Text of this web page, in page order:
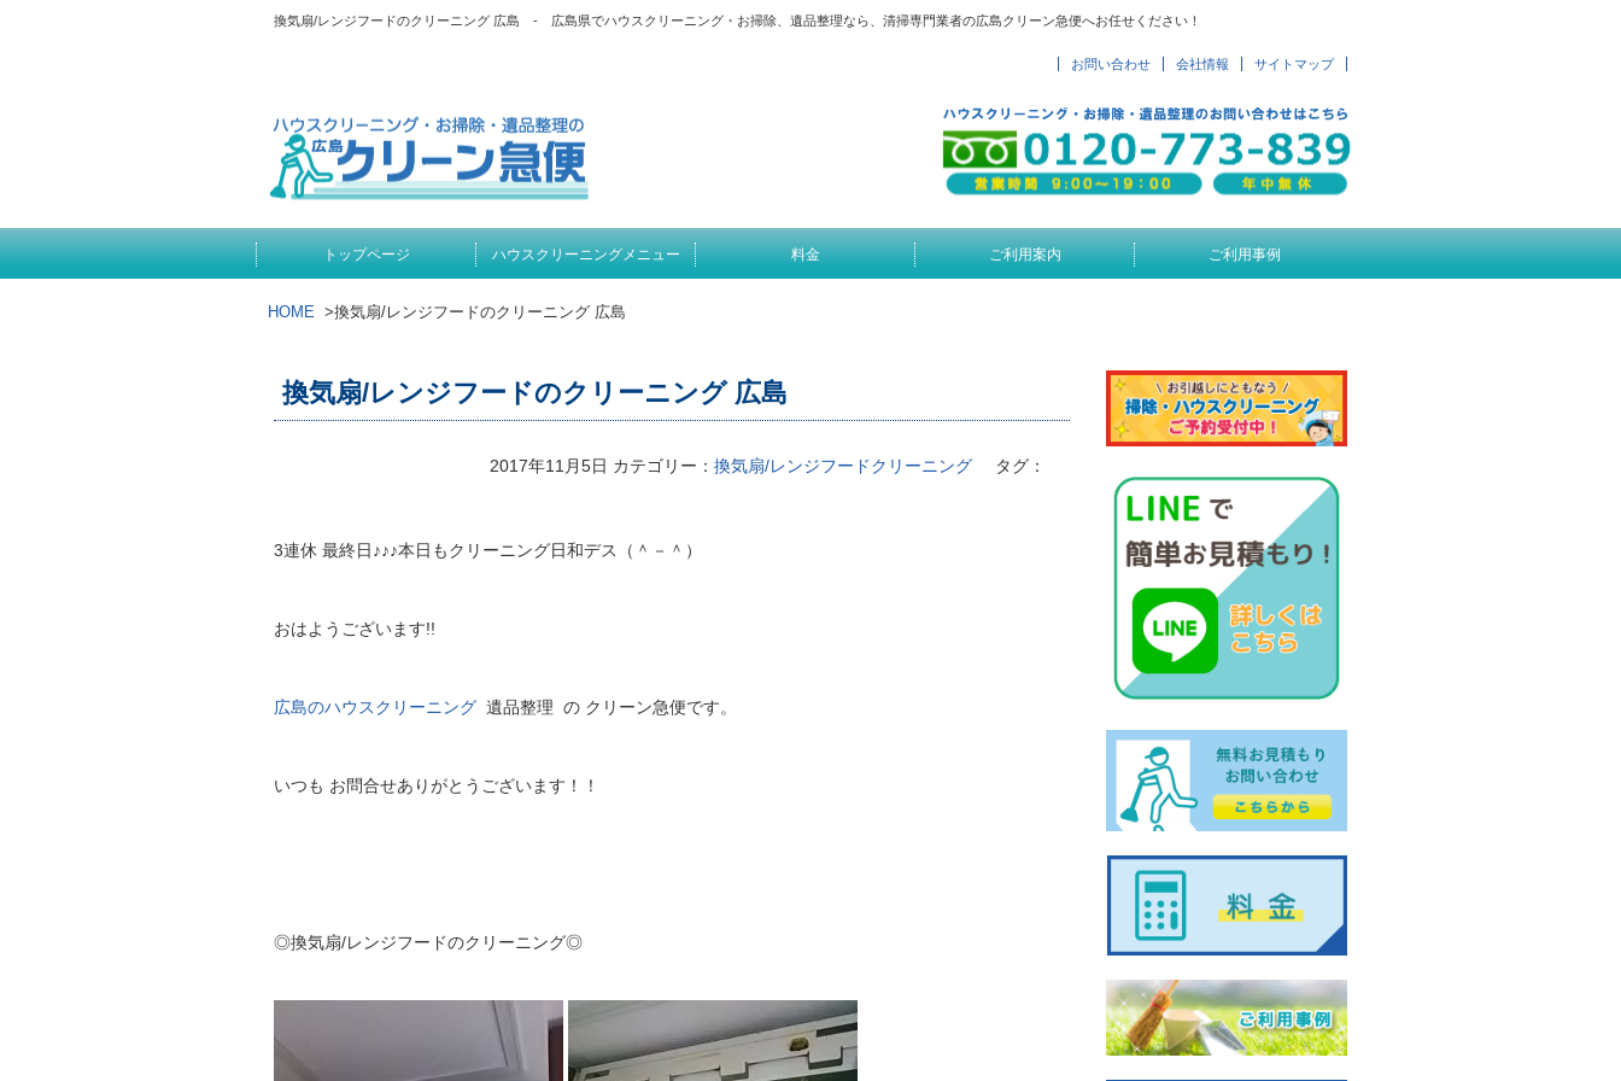
換気扇/レンジフードのクリーニング 広島 - 広島県でハウスクリーニング・お掃除、遺品整理なら、清掃専門業者の広島クリーン急便へお任せください！
お問い合わせ 会社情報 サイトマップ
トップページ ハウスクリーニングメニュー 料金 ご利用案内 ご利用事例
HOME >換気扇/レンジフードのクリーニング 広島
換気扇/レンジフードのクリーニング 広島
2017年11月5日 カテゴリー： 換気扇/レンジフードクリーニング タグ：
3連休 最終日♪♪♪本日もクリーニング日和デス（＾－＾）
おはようございます!!
広島のハウスクリーニング 遺品整理 の クリーン急便です。
いつも お問合せありがとうございます！！
◎換気扇/レンジフードのクリーニング◎